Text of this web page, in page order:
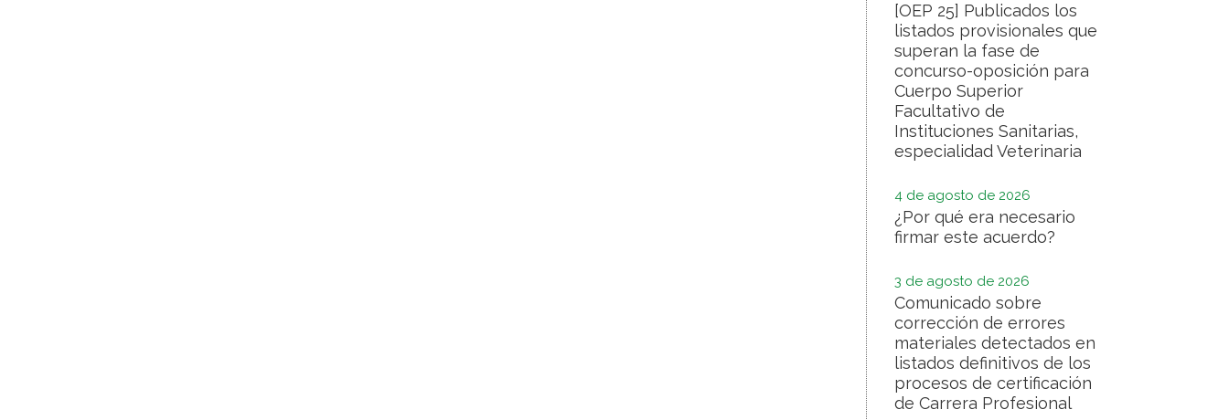
[OEP 25] Publicados los
listados provisionales que
superan la fase de
concurso-oposición para
Cuerpo Superior
Facultativo de
Instituciones Sanitarias,
especialidad Veterinaria
4 de agosto de 2026
¿Por qué era necesario
firmar este acuerdo?
3 de agosto de 2026
Comunicado sobre
corrección de errores
materiales detectados en
listados definitivos de los
procesos de certificación
de Carrera Profesional